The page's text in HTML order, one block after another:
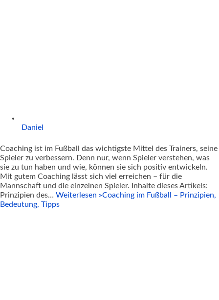
Daniel
Coaching ist im Fußball das wichtigste Mittel des Trainers, seine
Spieler zu verbessern. Denn nur, wenn Spieler verstehen, was
sie zu tun haben und wie, können sie sich positiv entwickeln.
Mit gutem Coaching lässt sich viel erreichen – für die
Mannschaft und die einzelnen Spieler. Inhalte dieses Artikels:
Prinzipien des… Weiterlesen »Coaching im Fußball – Prinzipien,
Bedeutung, Tipps